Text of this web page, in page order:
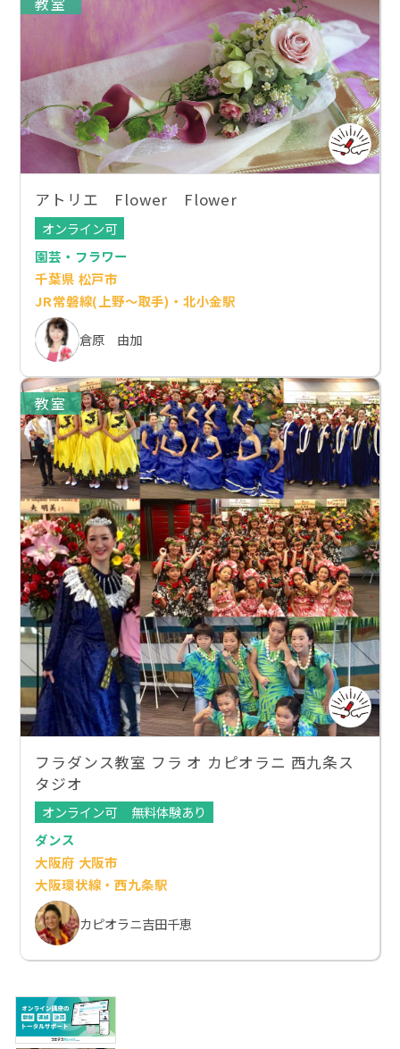
アトリエ Flower Flower
オンライン可
園芸・フラワー
千葉県 松戸市
JR常磐線(上野～取手)・北小金駅
倉原 由加
教室
フラダンス教室 フラ オ カピオラニ 西九条ス
タジオ
オンライン可
無料体験あり
ダンス
大阪府 大阪市
大阪環状線・西九条駅
カピオラニ吉田千恵